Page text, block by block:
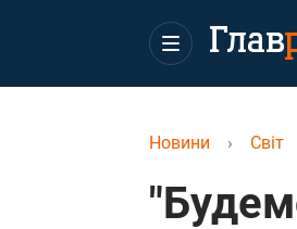
Новини › Світ